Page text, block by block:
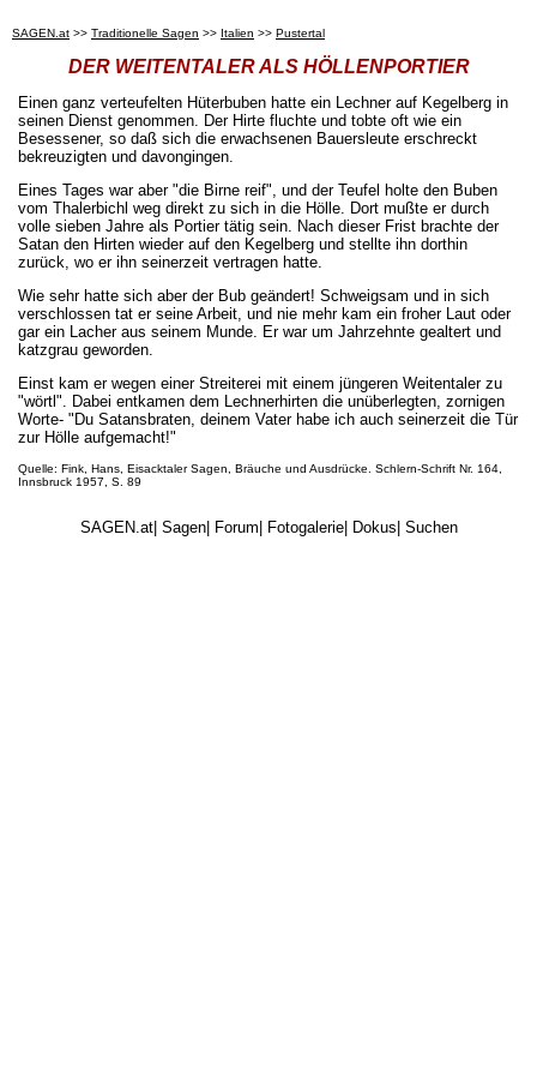
SAGEN.at >> Traditionelle Sagen >> Italien >> Pustertal
DER WEITENTALER ALS HÖLLENPORTIER
Einen ganz verteufelten Hüterbuben hatte ein Lechner auf Kegelberg in
seinen Dienst genommen. Der Hirte fluchte und tobte oft wie ein
Besessener, so daß sich die erwachsenen Bauersleute erschreckt
bekreuzigten und davongingen.
Eines Tages war aber "die Birne reif", und der Teufel holte den Buben
vom Thalerbichl weg direkt zu sich in die Hölle. Dort mußte er durch
volle sieben Jahre als Portier tätig sein. Nach dieser Frist brachte der
Satan den Hirten wieder auf den Kegelberg und stellte ihn dorthin
zurück, wo er ihn seinerzeit vertragen hatte.
Wie sehr hatte sich aber der Bub geändert! Schweigsam und in sich
verschlossen tat er seine Arbeit, und nie mehr kam ein froher Laut oder
gar ein Lacher aus seinem Munde. Er war um Jahrzehnte gealtert und
katzgrau geworden.
Einst kam er wegen einer Streiterei mit einem jüngeren Weitentaler zu
"wörtl". Dabei entkamen dem Lechnerhirten die unüberlegten, zornigen
Worte- "Du Satansbraten, deinem Vater habe ich auch seinerzeit die Tür
zur Hölle aufgemacht!"
Quelle: Fink, Hans, Eisacktaler Sagen, Bräuche und Ausdrücke. Schlern-Schrift Nr. 164,
Innsbruck 1957, S. 89
SAGEN.at| Sagen| Forum| Fotogalerie| Dokus| Suchen